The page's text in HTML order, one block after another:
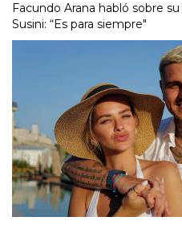
Facundo Arana habló sobre
Susini: “Es para siempre"